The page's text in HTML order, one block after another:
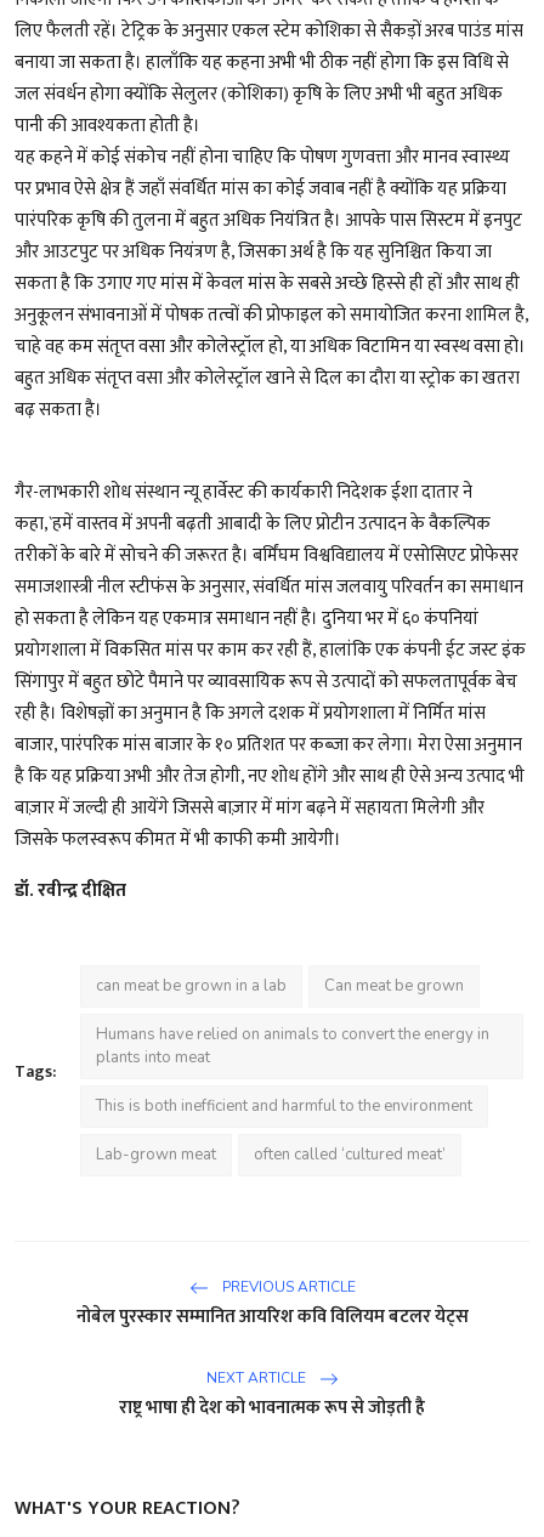
लिए फैलती रहें। टेट्रिक के अनुसार एकल स्टेम कोशिका से सैकड़ों अरब पाउंड मांस
बनाया जा सकता है। हालाँकि यह कहना अभी भी ठीक नहीं होगा कि इस विधि से
जल संवर्धन होगा क्योंकि सेलुलर (कोशिका) कृषि के लिए अभी भी बहुत अधिक
पानी की आवश्यकता होती है।
यह कहने में कोई संकोच नहीं होना चाहिए कि पोषण गुणवत्ता और मानव स्वास्थ्य
पर प्रभाव ऐसे क्षेत्र हैं जहाँ संवर्धित मांस का कोई जवाब नहीं है क्योंकि यह प्रक्रिया
पारंपरिक कृषि की तुलना में बहुत अधिक नियंत्रित है। आपके पास सिस्टम में इनपुट
और आउटपुट पर अधिक नियंत्रण है, जिसका अर्थ है कि यह सुनिश्चित किया जा
सकता है कि उगाए गए मांस में केवल मांस के सबसे अच्छे हिस्से ही हों और साथ ही
अनुकूलन संभावनाओं में पोषक तत्वों की प्रोफाइल को समायोजित करना शामिल है,
चाहे वह कम संतृप्त वसा और कोलेस्ट्रॉल हो, या अधिक विटामिन या स्वस्थ वसा हो।
बहुत अधिक संतृप्त वसा और कोलेस्ट्रॉल खाने से दिल का दौरा या स्ट्रोक का खतरा
बढ़ सकता है।
गैर-लाभकारी शोध संस्थान न्यू हार्वेस्ट की कार्यकारी निदेशक ईशा दातार ने
कहा,`हमें वास्तव में अपनी बढ़ती आबादी के लिए प्रोटीन उत्पादन के वैकल्पिक
तरीकों के बारे में सोचने की जरूरत है। बर्मिंघम विश्वविद्यालय में एसोसिएट प्रोफेसर
समाजशास्त्री नील स्टीफंस के अनुसार, संवर्धित मांस जलवायु परिवर्तन का समाधान
हो सकता है लेकिन यह एकमात्र समाधान नहीं है। दुनिया भर में ६० कंपनियां
प्रयोगशाला में विकसित मांस पर काम कर रही हैं, हालांकि एक कंपनी ईट जस्ट इंक
सिंगापुर में बहुत छोटे पैमाने पर व्यावसायिक रूप से उत्पादों को सफलतापूर्वक बेच
रही है। विशेषज्ञों का अनुमान है कि अगले दशक में प्रयोगशाला में निर्मित मांस
बाजार, पारंपरिक मांस बाजार के १० प्रतिशत पर कब्जा कर लेगा। मेरा ऐसा अनुमान
है कि यह प्रक्रिया अभी और तेज होगी, नए शोध होंगे और साथ ही ऐसे अन्य उत्पाद भी
बाज़ार में जल्दी ही आयेंगे जिससे बाज़ार में मांग बढ़ने में सहायता मिलेगी और
जिसके फलस्वरूप कीमत में भी काफी कमी आयेगी।
डॉ. रवीन्द्र दीक्षित
Tags:
can meat be grown in a lab Can meat be grown
Humans have relied on animals to convert the energy in
plants into meat
This is both inefficient and harmful to the environment
Lab-grown meat often called ‘cultured meat’
PREVIOUS ARTICLE
नोबेल पुरस्कार सम्मानित आयरिश कवि विलियम बटलर येट्स
NEXT ARTICLE
राष्ट्र भाषा ही देश को भावनात्मक रूप से जोड़ती है
WHAT'S YOUR REACTION?